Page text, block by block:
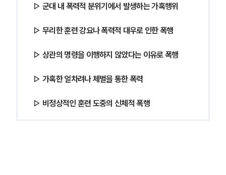
▷ 군대 내 폭력적 분위기에서 발생하는 가혹행위
▷ 무리한 훈련 강요나 폭력적 대우로 인한 폭행
▷ 상관의 명령을 이행하지 않았다는 이유로 폭행
▷ 가혹한 얼차려나 체벌을 통한 폭력
▷ 비정상적인 훈련 도중의 신체적 폭행